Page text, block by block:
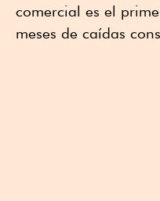
comercial es el
meses de caídas